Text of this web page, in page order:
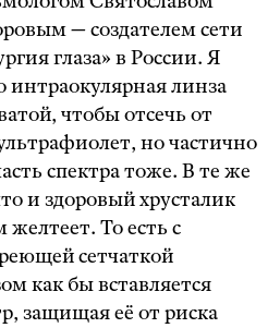
— создателем сети
глаза» в России. Я
интраокулярная линза
чтобы отсечь от
но частично
спектра тоже. В те же
и здоровый хрусталик
желтеет. То есть с
сетчаткой
как бы вставляется
защищая её от риска